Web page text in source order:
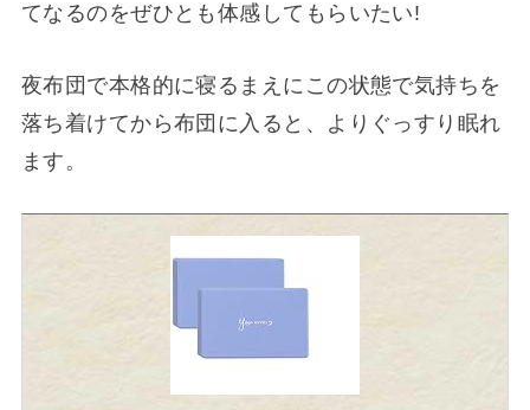
てなるのをぜひとも体感してもらいたい!
夜布団で本格的に寝るまえにこの状態で気持ちを
落ち着けてから布団に入ると、よりぐっすり眠れ
ます。